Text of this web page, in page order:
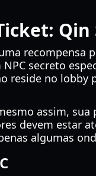
Qin
recompensa
secreto
reside no lobby
assim, sua
devem estar
algumas